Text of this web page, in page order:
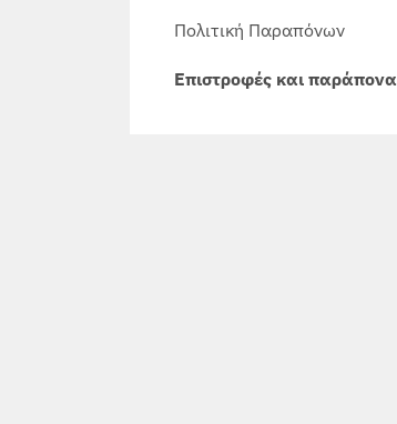
Πολιτική Παραπόνων
Επιστροφές και παράπονα